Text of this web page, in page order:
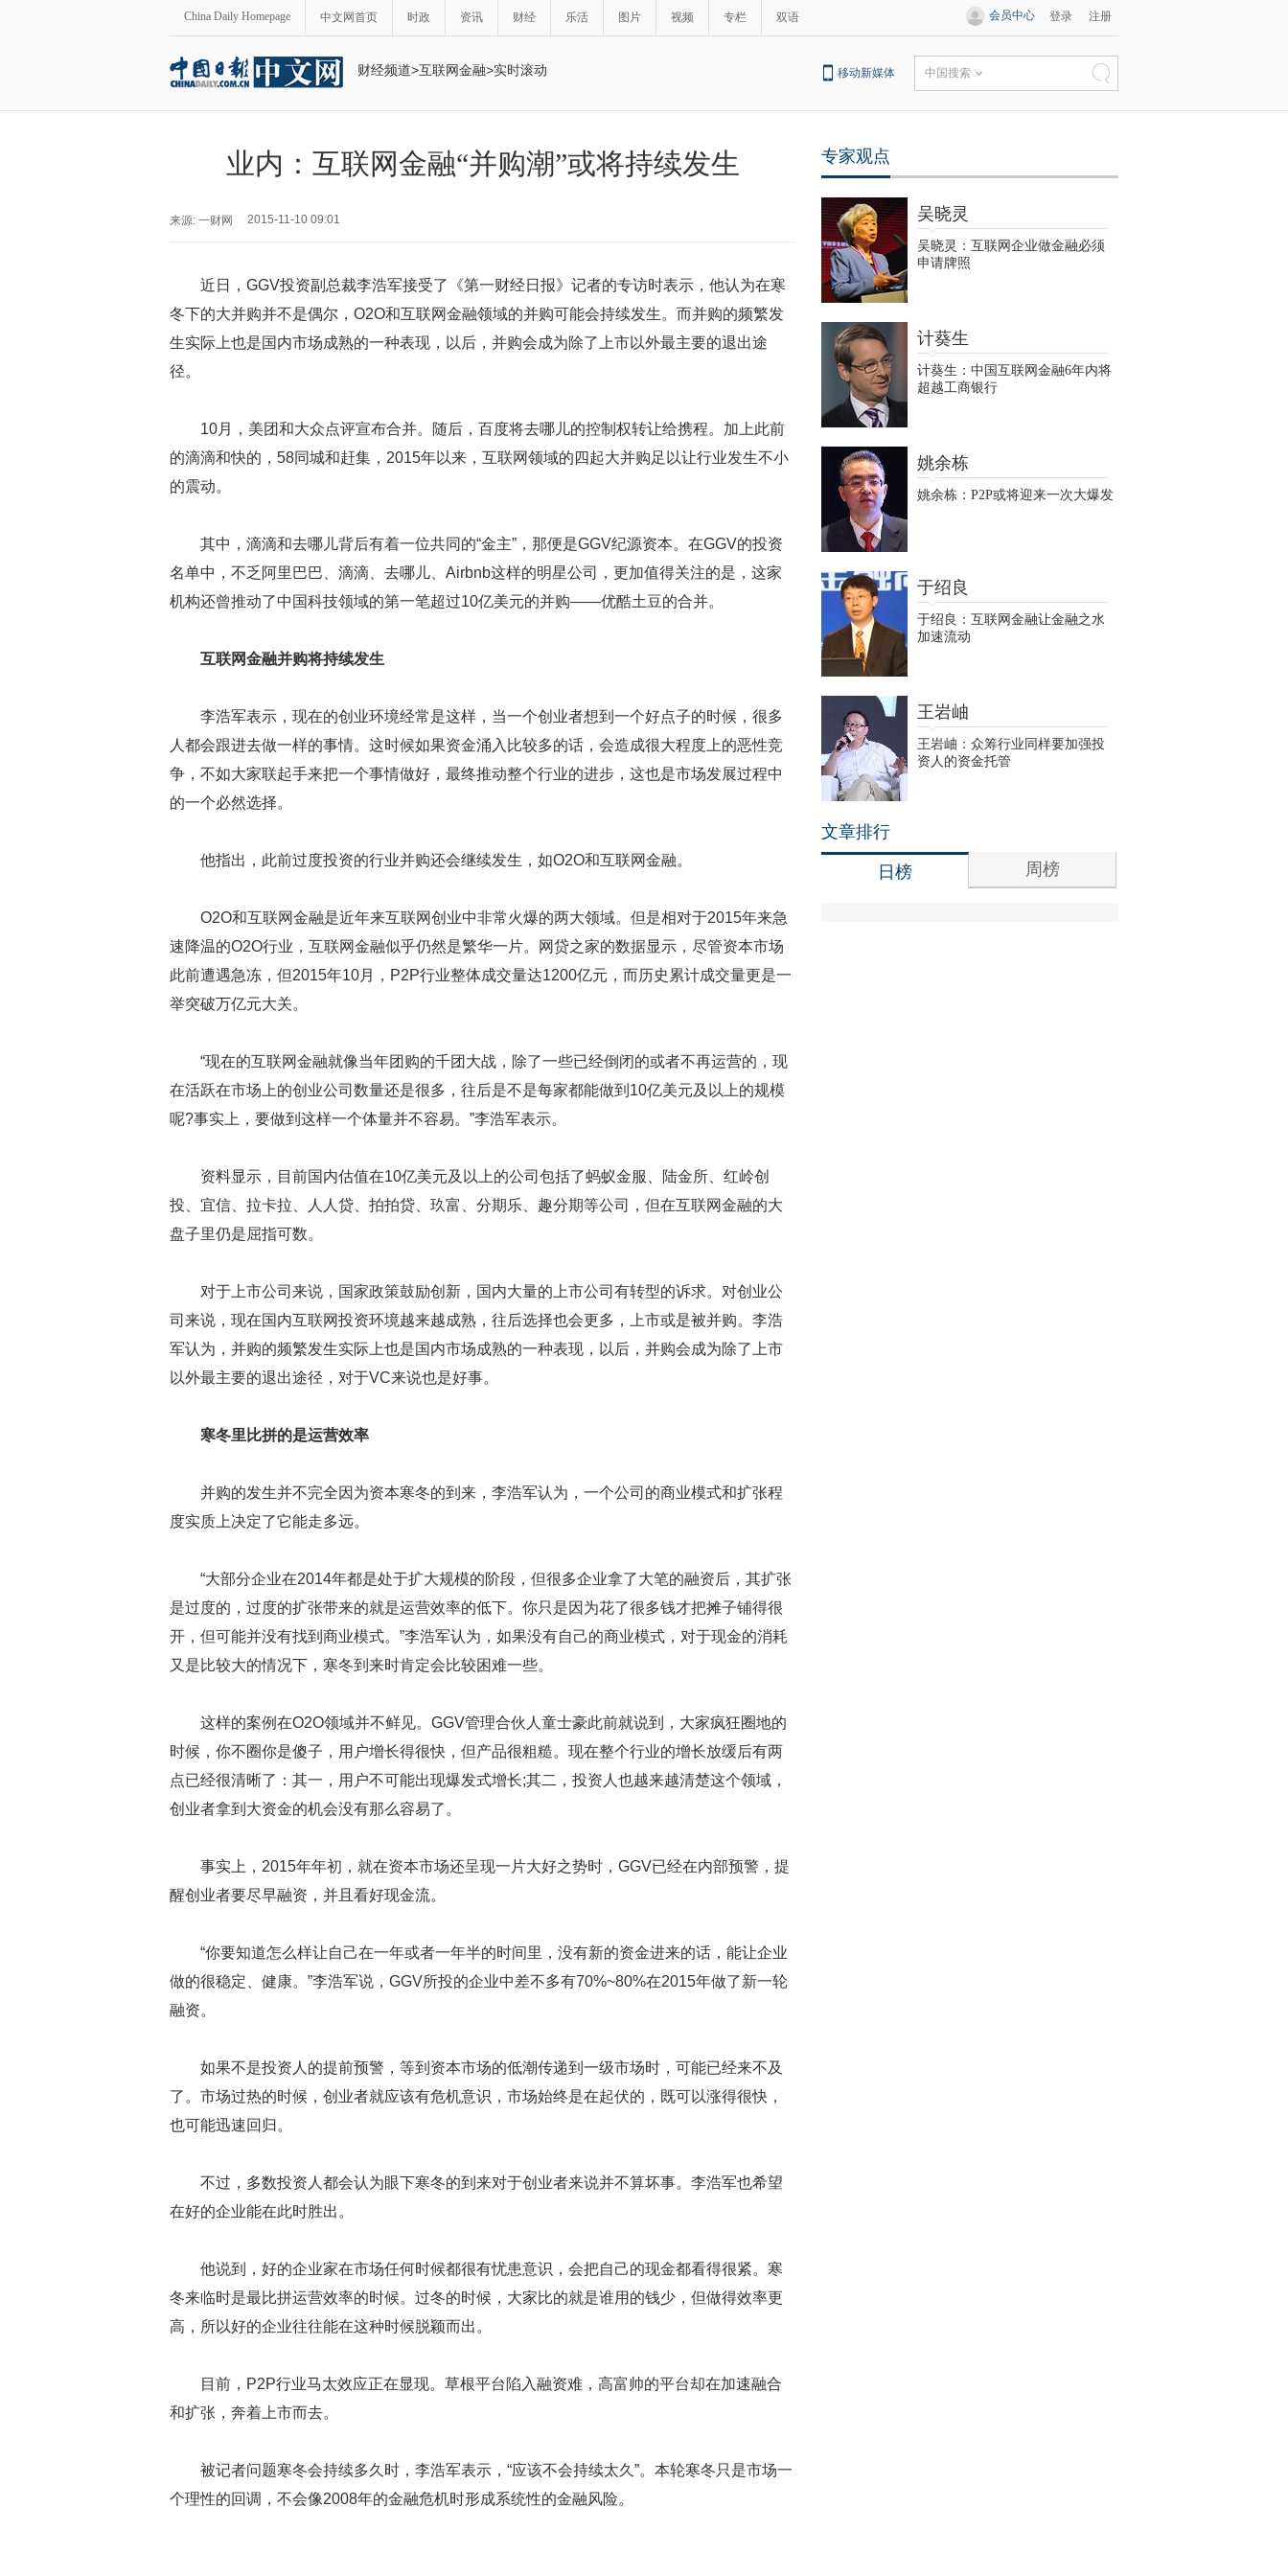
China Daily Homepage 中文网首页 时政 资讯 财经 乐活 图片 视频 专栏 双语 会员中心 登录 注册
财经频道>互联网金融>实时滚动 移动新媒体 中国搜索
业内：互联网金融“并购潮”或将持续发生
来源: 一财网 2015-11-10 09:01
近日，GGV投资副总裁李浩军接受了《第一财经日报》记者的专访时表示，他认为在寒
冬下的大并购并不是偶尔，O2O和互联网金融领域的并购可能会持续发生。而并购的频繁发
生实际上也是国内市场成熟的一种表现，以后，并购会成为除了上市以外最主要的退出途
径。
10月，美团和大众点评宣布合并。随后，百度将去哪儿的控制权转让给携程。加上此前
的滴滴和快的，58同城和赶集，2015年以来，互联网领域的四起大并购足以让行业发生不小
的震动。
其中，滴滴和去哪儿背后有着一位共同的“金主”，那便是GGV纪源资本。在GGV的投资
名单中，不乏阿里巴巴、滴滴、去哪儿、Airbnb这样的明星公司，更加值得关注的是，这家
机构还曾推动了中国科技领域的第一笔超过10亿美元的并购——优酷土豆的合并。
互联网金融并购将持续发生
李浩军表示，现在的创业环境经常是这样，当一个创业者想到一个好点子的时候，很多
人都会跟进去做一样的事情。这时候如果资金涌入比较多的话，会造成很大程度上的恶性竞
争，不如大家联起手来把一个事情做好，最终推动整个行业的进步，这也是市场发展过程中
的一个必然选择。
他指出，此前过度投资的行业并购还会继续发生，如O2O和互联网金融。
O2O和互联网金融是近年来互联网创业中非常火爆的两大领域。但是相对于2015年来急
速降温的O2O行业，互联网金融似乎仍然是繁华一片。网贷之家的数据显示，尽管资本市场
此前遭遇急冻，但2015年10月，P2P行业整体成交量达1200亿元，而历史累计成交量更是一
举突破万亿元大关。
“现在的互联网金融就像当年团购的千团大战，除了一些已经倒闭的或者不再运营的，现
在活跃在市场上的创业公司数量还是很多，往后是不是每家都能做到10亿美元及以上的规模
呢?事实上，要做到这样一个体量并不容易。”李浩军表示。
资料显示，目前国内估值在10亿美元及以上的公司包括了蚂蚁金服、陆金所、红岭创
投、宜信、拉卡拉、人人贷、拍拍贷、玖富、分期乐、趣分期等公司，但在互联网金融的大
盘子里仍是屈指可数。
对于上市公司来说，国家政策鼓励创新，国内大量的上市公司有转型的诉求。对创业公
司来说，现在国内互联网投资环境越来越成熟，往后选择也会更多，上市或是被并购。李浩
军认为，并购的频繁发生实际上也是国内市场成熟的一种表现，以后，并购会成为除了上市
以外最主要的退出途径，对于VC来说也是好事。
寒冬里比拼的是运营效率
并购的发生并不完全因为资本寒冬的到来，李浩军认为，一个公司的商业模式和扩张程
度实质上决定了它能走多远。
“大部分企业在2014年都是处于扩大规模的阶段，但很多企业拿了大笔的融资后，其扩张
是过度的，过度的扩张带来的就是运营效率的低下。你只是因为花了很多钱才把摊子铺得很
开，但可能并没有找到商业模式。”李浩军认为，如果没有自己的商业模式，对于现金的消耗
又是比较大的情况下，寒冬到来时肯定会比较困难一些。
这样的案例在O2O领域并不鲜见。GGV管理合伙人童士豪此前就说到，大家疯狂圈地的
时候，你不圈你是傻子，用户增长得很快，但产品很粗糙。现在整个行业的增长放缓后有两
点已经很清晰了：其一，用户不可能出现爆发式增长;其二，投资人也越来越清楚这个领域，
创业者拿到大资金的机会没有那么容易了。
事实上，2015年年初，就在资本市场还呈现一片大好之势时，GGV已经在内部预警，提
醒创业者要尽早融资，并且看好现金流。
“你要知道怎么样让自己在一年或者一年半的时间里，没有新的资金进来的话，能让企业
做的很稳定、健康。”李浩军说，GGV所投的企业中差不多有70%~80%在2015年做了新一轮
融资。
如果不是投资人的提前预警，等到资本市场的低潮传递到一级市场时，可能已经来不及
了。市场过热的时候，创业者就应该有危机意识，市场始终是在起伏的，既可以涨得很快，
也可能迅速回归。
不过，多数投资人都会认为眼下寒冬的到来对于创业者来说并不算坏事。李浩军也希望
在好的企业能在此时胜出。
他说到，好的企业家在市场任何时候都很有忧患意识，会把自己的现金都看得很紧。寒
冬来临时是最比拼运营效率的时候。过冬的时候，大家比的就是谁用的钱少，但做得效率更
高，所以好的企业往往能在这种时候脱颖而出。
目前，P2P行业马太效应正在显现。草根平台陷入融资难，高富帅的平台却在加速融合
和扩张，奔着上市而去。
被记者问题寒冬会持续多久时，李浩军表示，“应该不会持续太久”。本轮寒冬只是市场一
个理性的回调，不会像2008年的金融危机时形成系统性的金融风险。
专家观点
吴晓灵
吴晓灵：互联网企业做金融必须
申请牌照
计葵生
计葵生：中国互联网金融6年内将
超越工商银行
姚余栋
姚余栋：P2P或将迎来一次大爆发
于绍良
于绍良：互联网金融让金融之水
加速流动
王岩岫
王岩岫：众筹行业同样要加强投
资人的资金托管
文章排行
日榜 周榜